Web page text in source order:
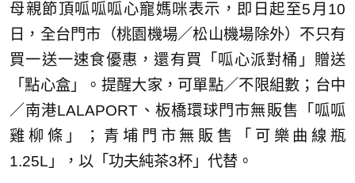
母親節頂呱呱呱心寵媽咪表示，即日起至5月10
日，全台門市（桃園機場／松山機場除外）不只有
買一送一速食優惠，還有買「呱心派對桶」贈送
「點心盒」。提醒大家，可單點／不限組數；台中
／南港LALAPORT、板橋環球門市無販售「呱呱
雞柳條」；青埔門市無販售「可樂曲線瓶
1.25L」，以「功夫純茶3杯」代替。